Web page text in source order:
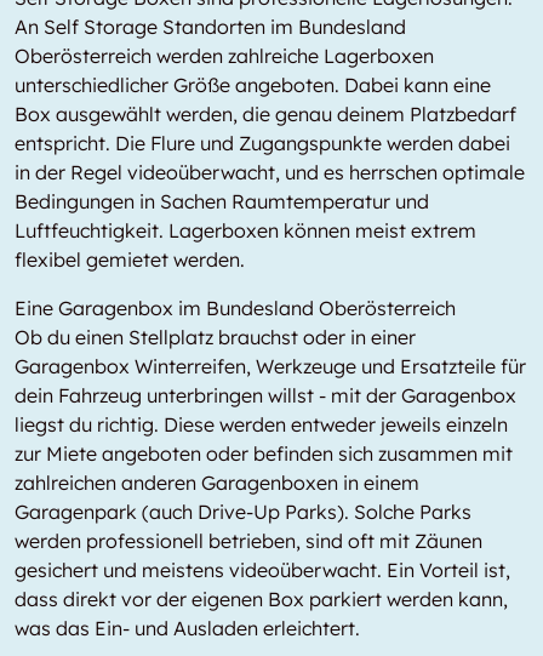
An Self Storage Standorten im Bundesland
Oberösterreich werden zahlreiche Lagerboxen
unterschiedlicher Größe angeboten. Dabei kann eine
Box ausgewählt werden, die genau deinem Platzbedarf
entspricht. Die Flure und Zugangspunkte werden dabei
in der Regel videoüberwacht, und es herrschen optimale
Bedingungen in Sachen Raumtemperatur und
Luftfeuchtigkeit. Lagerboxen können meist extrem
flexibel gemietet werden.
Eine Garagenbox im Bundesland Oberösterreich
Ob du einen Stellplatz brauchst oder in einer
Garagenbox Winterreifen, Werkzeuge und Ersatzteile für
dein Fahrzeug unterbringen willst - mit der Garagenbox
liegst du richtig. Diese werden entweder jeweils einzeln
zur Miete angeboten oder befinden sich zusammen mit
zahlreichen anderen Garagenboxen in einem
Garagenpark (auch Drive-Up Parks). Solche Parks
werden professionell betrieben, sind oft mit Zäunen
gesichert und meistens videoüberwacht. Ein Vorteil ist,
dass direkt vor der eigenen Box parkiert werden kann,
was das Ein- und Ausladen erleichtert.